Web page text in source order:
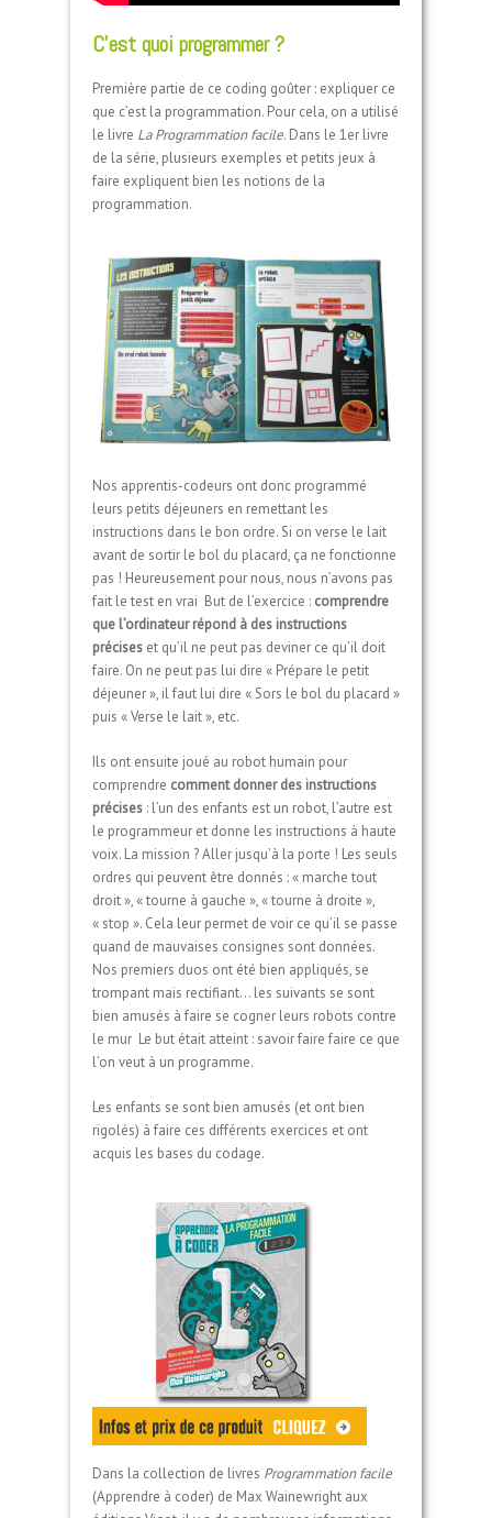
C’est quoi programmer ?
Première partie de ce coding goûter : expliquer ce
que c’est la programmation. Pour cela, on a utilisé
le livre La Programmation facile. Dans le 1er livre
de la série, plusieurs exemples et petits jeux à
faire expliquent bien les notions de la
programmation.
Nos apprentis-codeurs ont donc programmé
leurs petits déjeuners en remettant les
instructions dans le bon ordre. Si on verse le lait
avant de sortir le bol du placard, ça ne fonctionne
pas ! Heureusement pour nous, nous n’avons pas
fait le test en vrai But de l’exercice : comprendre
que l’ordinateur répond à des instructions
précises et qu’il ne peut pas deviner ce qu’il doit
faire. On ne peut pas lui dire « Prépare le petit
déjeuner », il faut lui dire « Sors le bol du placard »
puis « Verse le lait », etc.
Ils ont ensuite joué au robot humain pour
comprendre comment donner des instructions
précises : l’un des enfants est un robot, l’autre est
le programmeur et donne les instructions à haute
voix. La mission ? Aller jusqu’à la porte ! Les seuls
ordres qui peuvent être donnés : « marche tout
droit », « tourne à gauche », « tourne à droite »,
« stop ». Cela leur permet de voir ce qu’il se passe
quand de mauvaises consignes sont données.
Nos premiers duos ont été bien appliqués, se
trompant mais rectifiant… les suivants se sont
bien amusés à faire se cogner leurs robots contre
le mur Le but était atteint : savoir faire faire ce que
l’on veut à un programme.
Les enfants se sont bien amusés (et ont bien
rigolés) à faire ces différents exercices et ont
acquis les bases du codage.
Dans la collection de livres Programmation facile
(Apprendre à coder) de Max Wainewright aux